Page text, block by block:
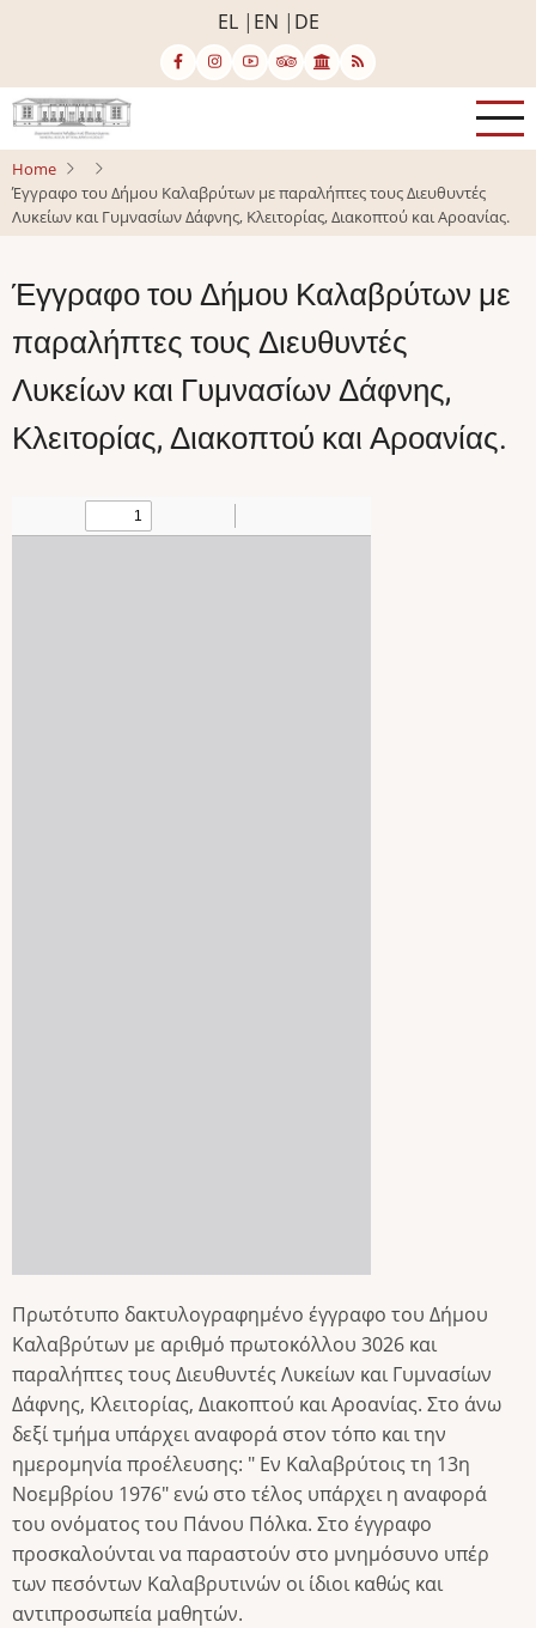
content
EL EN DE
Home
Έγγραφο του Δήμου Καλαβρύτων με παραλήπτες τους Διευθυντές
Λυκείων και Γυμνασίων Δάφνης, Κλειτορίας, Διακοπτού και Αροανίας.
Έγγραφο του Δήμου Καλαβρύτων με
παραλήπτες τους Διευθυντές
Λυκείων και Γυμνασίων Δάφνης,
Κλειτορίας, Διακοπτού και Αροανίας.
Πρωτότυπο δακτυλογραφημένο έγγραφο του Δήμου
Καλαβρύτων με αριθμό πρωτοκόλλου 3026 και
παραλήπτες τους Διευθυντές Λυκείων και Γυμνασίων
Δάφνης, Κλειτορίας, Διακοπτού και Αροανίας. Στο άνω
δεξί τμήμα υπάρχει αναφορά στον τόπο και την
ημερομηνία προέλευσης: " Εν Καλαβρύτοις τη 13η
Νοεμβρίου 1976" ενώ στο τέλος υπάρχει η αναφορά
του ονόματος του Πάνου Πόλκα. Στο έγγραφο
προσκαλούνται να παραστούν στο μνημόσυνο υπέρ
των πεσόντων Καλαβρυτινών οι ίδιοι καθώς και
αντιπροσωπεία μαθητών.